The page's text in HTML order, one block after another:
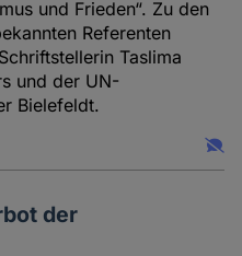
und Frieden“. Zu den
Referenten
Taslima
und der UN-
Bielefeldt.
der